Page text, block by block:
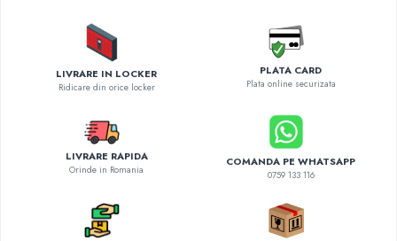
LIVRARE IN LOCKER
Ridicare din orice locker
PLATA CARD
Plata online securizata
LIVRARE RAPIDA
Orinde in Romania
COMANDA PE WHATSAPP
0759 133 116